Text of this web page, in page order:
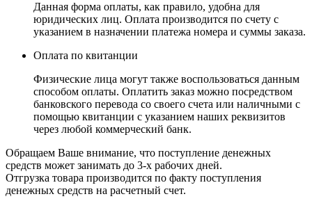
Данная форма оплаты, как правило, удобна для
юридических лиц. Оплата производится по счету с
указанием в назначении платежа номера и суммы заказа.
Оплата по квитанции
Физические лица могут также воспользоваться данным
способом оплаты. Оплатить заказ можно посредством
банковского перевода со своего счета или наличными с
помощью квитанции с указанием наших реквизитов
через любой коммерческий банк.
Обращаем Ваше внимание, что поступление денежных
средств может занимать до 3-х рабочих дней.
Отгрузка товара производится по факту поступления
денежных средств на расчетный счет.